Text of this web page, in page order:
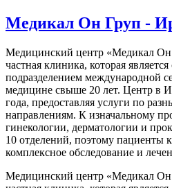
Медикал Он Груп -
Медицинский центр «Медикал Он
частная клиника, которая
подразделением международной
медицине свыше 20 лет. Центр в
года, предоставляя услуги по
направлениям. К изначальному
гинекологии, дерматологии и
10 отделений, поэтому пациенты
комплексное обследование и
Медицинский центр «Медикал Он